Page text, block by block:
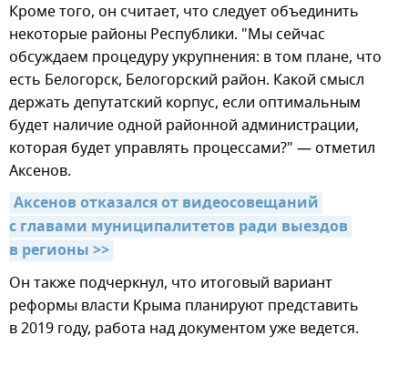
Кроме того, он считает, что следует объединить
некоторые районы Республики. "Мы сейчас
обсуждаем процедуру укрупнения: в том плане, что
есть Белогорск, Белогорский район. Какой смысл
держать депутатский корпус, если оптимальным
будет наличие одной районной администрации,
которая будет управлять процессами?" — отметил
Аксенов.
Аксенов отказался от видеосовещаний
с главами муниципалитетов ради выездов
в регионы >>
Он также подчеркнул, что итоговый вариант
реформы власти Крыма планируют представить
в 2019 году, работа над документом уже ведется.